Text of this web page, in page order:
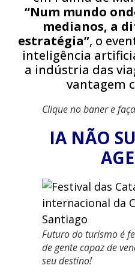
“Num mundo
medianos, a
estratégia”, o
inteligência
a indústria das
vantagem
Clique no baner e
IA NÃO
Futuro do turismo é
de gente capaz de
seu destino!